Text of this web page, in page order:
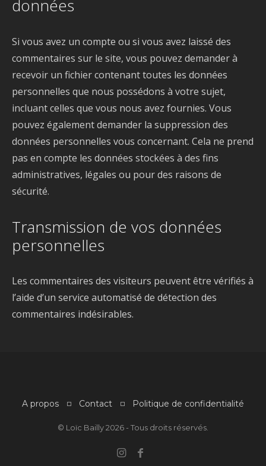
données
Si vous avez un compte ou si vous avez laissé des
commentaires sur le site, vous pouvez demander à
recevoir un fichier contenant toutes les données
personnelles que nous possédons à votre sujet,
incluant celles que vous nous avez fournies. Vous
pouvez également demander la suppression des
données personnelles vous concernant. Cela ne prend
pas en compte les données stockées à des fins
administratives, légales ou pour des raisons de
sécurité.
Transmission de vos données
personnelles
Les commentaires des visiteurs peuvent être vérifiés à
l’aide d’un service automatisé de détection des
commentaires indésirables.
A propos Contact Politique de confidentialité
© Loïc Bailly 2026 - Tous droits réservés.